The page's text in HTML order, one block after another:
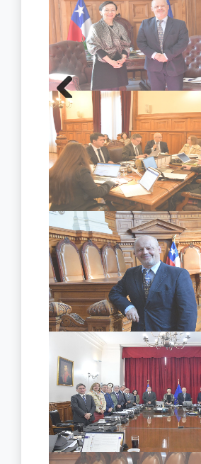
Previous